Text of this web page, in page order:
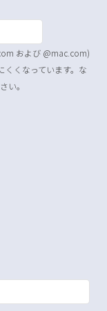
および @mac.com)
くくなっています。な
い。